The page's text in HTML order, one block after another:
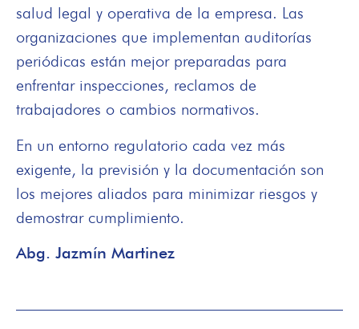
salud legal y operativa de la empresa. Las
organizaciones que implementan auditorías
periódicas están mejor preparadas para
enfrentar inspecciones, reclamos de
trabajadores o cambios normativos.
En un entorno regulatorio cada vez más
exigente, la previsión y la documentación son
los mejores aliados para minimizar riesgos y
demostrar cumplimiento.
Abg. Jazmín Martinez